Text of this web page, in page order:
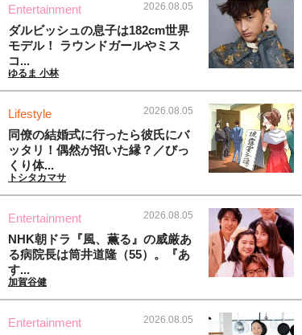
Entertainment 2026.08.05
ダルビッシュの息子は182cm世界
モデル！ ラウンドガールやミス
コ...
ゆるま 小林
Lifestyle 2026.08.05
同僚の結婚式に行ったら彼氏にバ
ッタリ！偶然が招いた縁？／びっ
くり体...
トシタカマサ
Entertainment 2026.08.05
NHK朝ドラ『風、薫る』の威厳あ
る病院長は筒井道隆（55）。『あ
す...
加賀谷健
Entertainment 2026.08.05